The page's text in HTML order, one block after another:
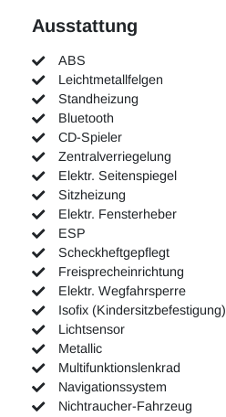
Ausstattung
ABS
Leichtmetallfelgen
Standheizung
Bluetooth
CD-Spieler
Zentralverriegelung
Elektr. Seitenspiegel
Sitzheizung
Elektr. Fensterheber
ESP
Scheckheftgepflegt
Freisprecheinrichtung
Elektr. Wegfahrsperre
Isofix (Kindersitzbefestigung)
Lichtsensor
Metallic
Multifunktionslenkrad
Navigationssystem
Nichtraucher-Fahrzeug